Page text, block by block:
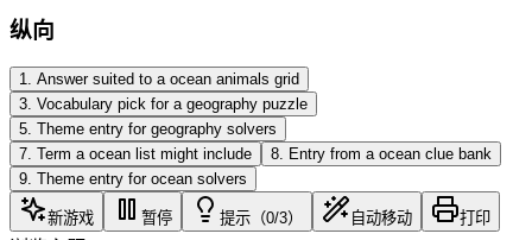
纵向
1
Answer suited to a ocean animals grid
3 Vocabulary pick for a geography puzzle
5 Theme entry for geography solvers
7 Term a ocean list might include 8 Entry from a ocean clue bank
9 Theme entry for ocean solvers
新游戏 暂停 提示（0/3） 自动移动 打印